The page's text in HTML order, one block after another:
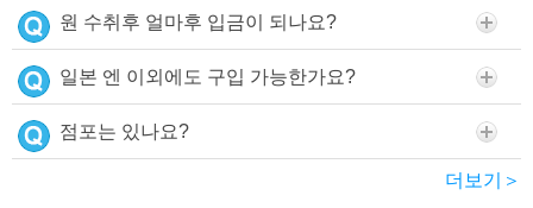
원 수취후 얼마후 입금이 되나요?
일본 엔 이외에도 구입 가능한가요?
점포는 있나요?
더보기＞